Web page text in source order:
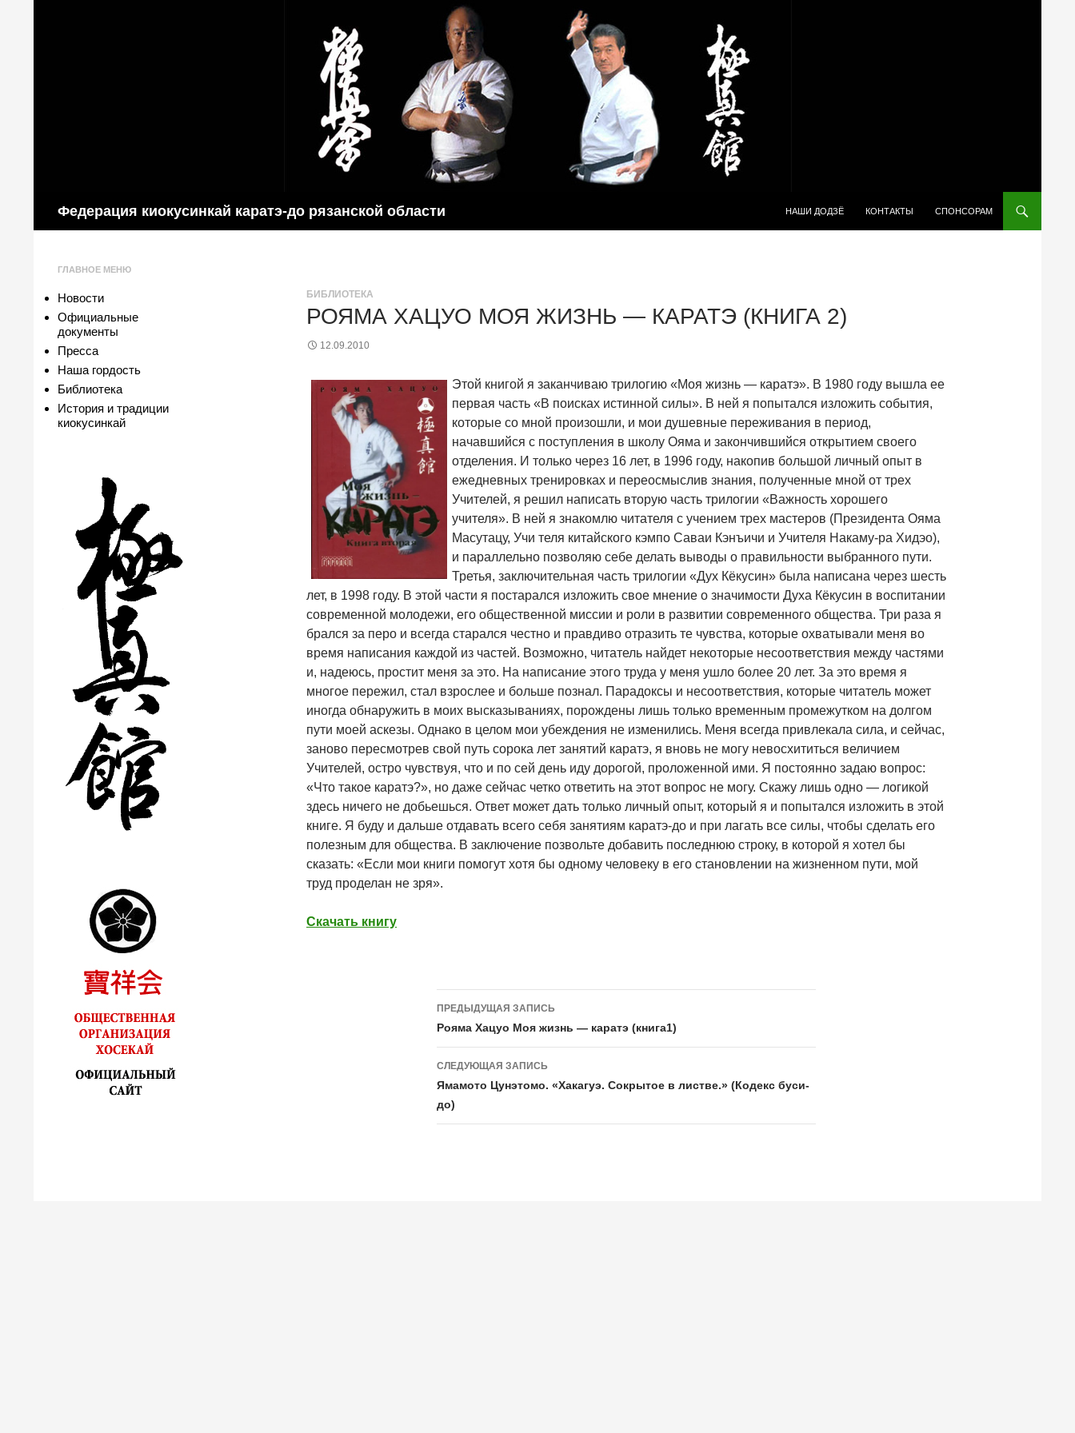
Федерация киокусинкай каратэ-до рязанской области
НАШИ ДОДЗЁ
КОНТАКТЫ СПОНСОРАМ
БИБЛИОТЕКА
РОЯМА ХАЦУО МОЯ ЖИЗНЬ — КАРАТЭ (КНИГА 2)
12.09.2010
Этой книгой я заканчиваю трилогию «Моя жизнь — каратэ». В 1980 году вышла ее
первая часть «В поисках истинной силы». В ней я попытался изложить события,
которые со мной произошли, и мои душевные переживания в период,
начавшийся с поступления в школу Ояма и закончившийся открытием своего
отделения. И только через 16 лет, в 1996 году, накопив большой личный опыт в
ежедневных тренировках и переосмыслив знания, полученные мной от трех
Учителей, я решил написать вторую часть трилогии «Важность хорошего
учителя». В ней я знакомлю читателя с учением трех мастеров (Президента Ояма
Масутацу, Учи теля китайского кэмпо Саваи Кэнъичи и Учителя Накаму-ра Хидэо),
и параллельно позволяю себе делать выводы о правильности выбранного пути.
Третья, заключительная часть трилогии «Дух Кёкусин» была написана через шесть
лет, в 1998 году. В этой части я постарался изложить свое мнение о значимости Духа Кёкусин в воспитании
современной молодежи, его общественной миссии и роли в развитии современного общества. Три раза я
брался за перо и всегда старался честно и правдиво отразить те чувства, которые охватывали меня во
время написания каждой из частей. Возможно, читатель найдет некоторые несоответствия между частями
и, надеюсь, простит меня за это. На написание этого труда у меня ушло более 20 лет. За это время я
многое пережил, стал взрослее и больше познал. Парадоксы и несоответствия, которые читатель может
иногда обнаружить в моих высказываниях, порождены лишь только временным промежутком на долгом
пути моей аскезы. Однако в целом мои убеждения не изменились. Меня всегда привлекала сила, и сейчас,
заново пересмотрев свой путь сорока лет занятий каратэ, я вновь не могу невосхититься величием
Учителей, остро чувствуя, что и по сей день иду дорогой, проложенной ими. Я постоянно задаю вопрос:
«Что такое каратэ?», но даже сейчас четко ответить на этот вопрос не могу. Скажу лишь одно — логикой
здесь ничего не добьешься. Ответ может дать только личный опыт, который я и попытался изложить в этой
книге. Я буду и дальше отдавать всего себя занятиям каратэ-до и при лагать все силы, чтобы сделать его
полезным для общества. В заключение позвольте добавить последнюю строку, в которой я хотел бы
сказать: «Если мои книги помогут хотя бы одному человеку в его становлении на жизненном пути, мой
труд проделан не зря».
Скачать книгу
Навигация
по
записям
ПРЕДЫДУЩАЯ ЗАПИСЬ
Рояма Хацуо Моя жизнь — каратэ (книга1)
СЛЕДУЮЩАЯ ЗАПИСЬ
Ямамото Цунэтомо. «Хакагуэ. Сокрытое в листве.» (Кодекс буси-
до)
ГЛАВНОЕ МЕНЮ
Новости
Официальные
документы
Пресса
Наша гордость
Библиотека
История и традиции
киокусинкай